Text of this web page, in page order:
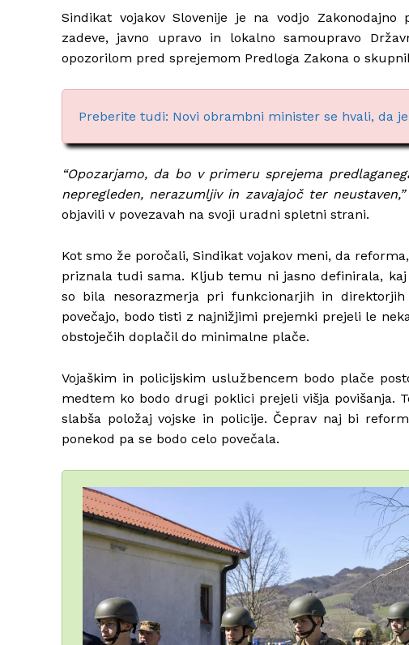
Sindikat vojakov Slovenije je na vodjo
zadeve, javno upravo in lokalno samoupravo
opozorilom pred sprejemom Predloga Zakona o
Preberite tudi: Novi obrambni minister se hvali, da
“Opozarjamo, da bo v primeru sprejema
nepregleden, nerazumljiv in zavajajoč ter neustaven,”
objavili v povezavah na svoji uradni spletni strani.
Kot smo že poročali, Sindikat vojakov meni, da
priznala tudi sama. Kljub temu ni jasno definirala,
so bila nesorazmerja pri funkcionarjih in
povečajo, bodo tisti z najnižjimi prejemki prejeli le
obstoječih doplačil do minimalne plače.
Vojaškim in policijskim uslužbencem bodo plače
medtem ko bodo drugi poklici prejeli višja povišanja.
slabša položaj vojske in policije. Čeprav naj bi
ponekod pa se bodo celo povečala.